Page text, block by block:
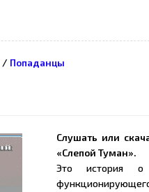
/ Попаданцы
Слушать или
«Слепой Туман».
Это история о